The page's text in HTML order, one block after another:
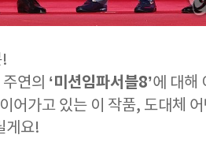
연의 ‘미션임파서블8’에 대해
어가고 있는 이 작품, 도대체
게요!